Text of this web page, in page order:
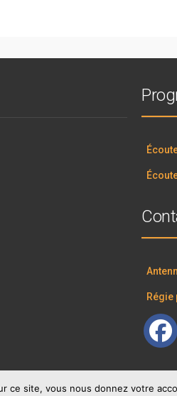
ce site, vous nous donnez votre